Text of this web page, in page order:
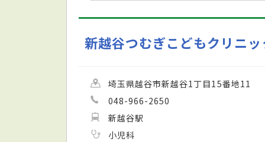
新越谷つむぎこどもクリニッ
埼玉県越谷市新越谷1丁目15番地11
048-966-2650
新越谷駅
小児科